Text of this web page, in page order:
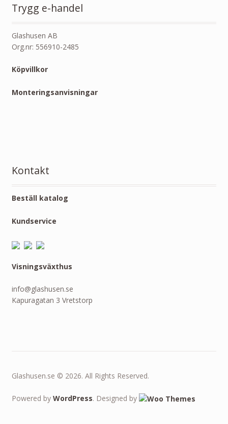
Trygg e-handel
Glashusen AB
Org.nr: 556910-2485
Köpvillkor
Monteringsanvisningar
Kontakt
Beställ katalog
Kundservice
Visningsväxthus
info@glashusen.se
Kapuragatan 3 Vretstorp
Glashusen.se © 2026. All Rights Reserved.
Powered by WordPress. Designed by